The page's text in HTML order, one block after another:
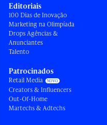
Editoriais
100 Dias de Inovação
Marketing na Olimpíada
Drops Agências &
Anunciantes
Talento
Patrocinados
Retail Media
Creators & Influencers
Out-Of-Home
Martechs & Adtechs